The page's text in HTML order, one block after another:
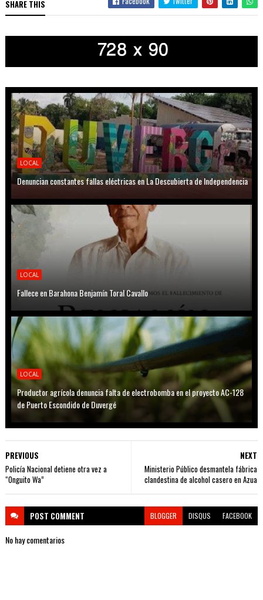
SHARE THIS
LOCAL
Denuncian constantes fallas eléctricas en La Descubierta de Independencia
LOCAL
Fallece en Barahona Benjamín Toral Cavallo
LOCAL
Productor agrícola denuncia falta de electrobomba en el proyecto AC-128
de Puerto Escondido de Duvergé
NEXT
Ministerio Público desmantela fábrica
clandestina de alcohol casero en Azua
PREVIOUS
Policía Nacional detiene otra vez a
“Onguito Wa”
POST COMMENT BLOGGER DISQUS FACEBOOK
No hay comentarios